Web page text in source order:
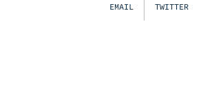
EMAIL TWITTER